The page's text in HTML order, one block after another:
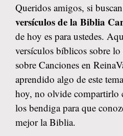
Queridos amigos, si
versículos de la Biblia
de hoy es para ustedes.
versículos bíblicos sobre
sobre Canciones en
aprendido algo de este
hoy, no olvide compartirlo
los bendiga para que
mejor la Biblia.